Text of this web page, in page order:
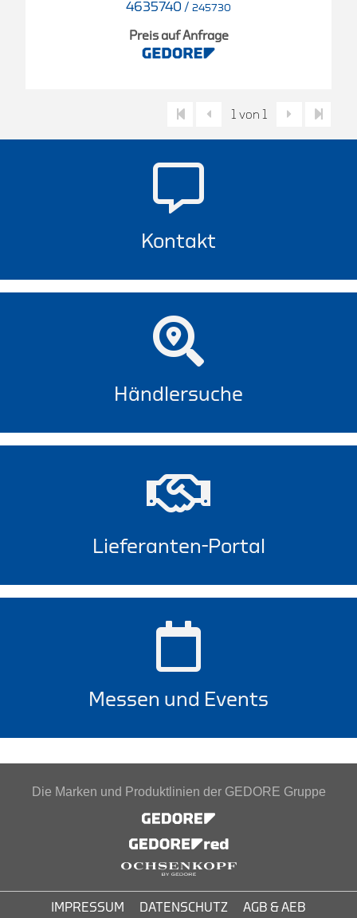
4635740 / 245730
Preis auf Anfrage
1 von 1
Kontakt
Händlersuche
Lieferanten-Portal
Messen und Events
Die Marken und Produktlinien der GEDORE Gruppe
IMPRESSUM DATENSCHUTZ AGB & AEB